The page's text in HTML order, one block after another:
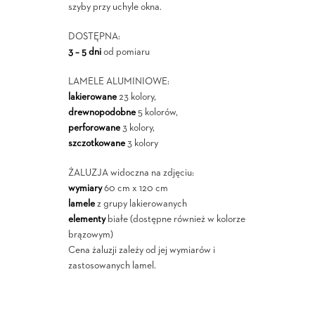
szyby przy uchyle okna.
DOSTĘPNA:
3 – 5 dniod pomiaru
LAMELE ALUMINIOWE:
lakierowane23 kolory,
drewnopodobne5 kolorów,
perforowane3 kolory,
szczotkowane3 kolory
ŻALUZJA widoczna na zdjęciu:
wymiary60 cm x 120 cm
lamelez grupy lakierowanych
elementybiałe (dostępne również w kolorze
brązowym)
Cena żaluzji zależy od jej wymiarów i
zastosowanych lamel.